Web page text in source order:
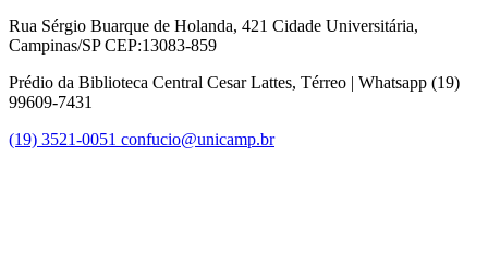
Rua Sérgio Buarque de Holanda, 421 Cidade Universitária,
Campinas/SP CEP:13083-859
Prédio da Biblioteca Central Cesar Lattes, Térreo | Whatsapp (19)
99609-7431
(19) 3521-0051 confucio@unicamp.br